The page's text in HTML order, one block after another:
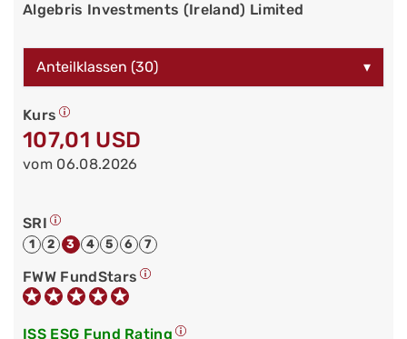
Algebris Investments (Ireland) Limited
Anteilklassen (30) ▾
Kurs
107,01 USD
vom 06.08.2026
SRI
1 2 3 4 5 6 7
FWW FundStars
ISS ESG Fund Rating